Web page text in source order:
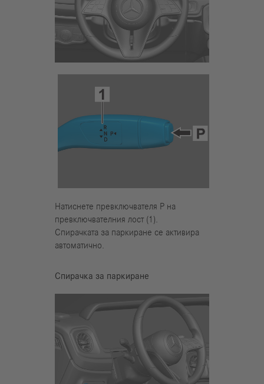
Натиснете превключвателя Р на
превключвателния лост (1).
Спирачката за паркиране се активира
автоматично.
Спирачка за паркиране